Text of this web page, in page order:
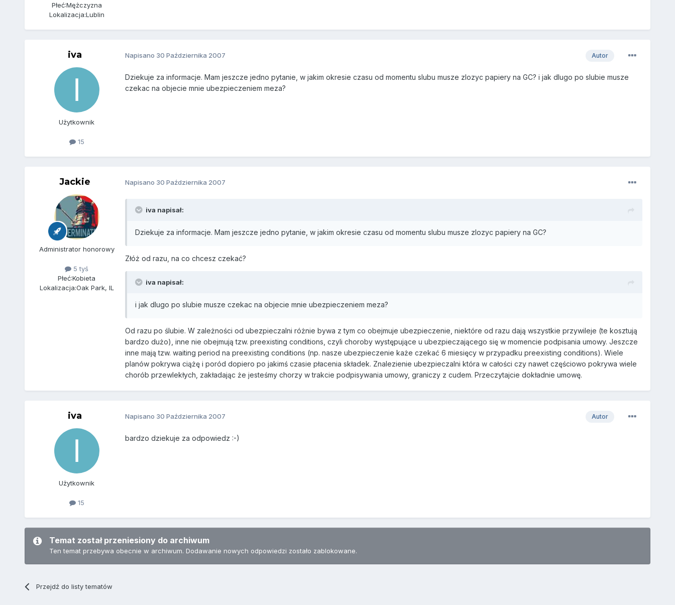
Płeć:Mężczyzna
Lokalizacja:Lublin
iva
Użytkownik
15
Autor
Napisano 30 Października 2007
Dziekuje za informacje. Mam jeszcze jedno pytanie, w jakim okresie czasu od momentu slubu musze zlozyc papiery na GC? i jak dlugo po slubie musze
czekac na objecie mnie ubezpieczeniem meza?
Jackie
Administrator honorowy
5 tyś
Płeć:Kobieta
Lokalizacja:Oak Park, IL
Napisano 30 Października 2007
iva napisał:
Dziekuje za informacje. Mam jeszcze jedno pytanie, w jakim okresie czasu od momentu slubu musze zlozyc papiery na GC?
Złóż od razu, na co chcesz czekać?
iva napisał:
i jak dlugo po slubie musze czekac na objecie mnie ubezpieczeniem meza?
Od razu po ślubie. W zależności od ubezpieczalni różnie bywa z tym co obejmuje ubezpieczenie, niektóre od razu dają wszystkie przywileje (te kosztują
bardzo dużo), inne nie obejmują tzw. preexisting conditions, czyli choroby występujące u ubezpieczającego się w momencie podpisania umowy. Jeszcze
inne mają tzw. waiting period na preexisting conditions (np. nasze ubezpieczenie każe czekać 6 miesięcy w przypadku preexisting conditions). Wiele
planów pokrywa ciążę i poród dopiero po jakimś czasie płacenia składek. Znalezienie ubezpieczalni która w całości czy nawet częściowo pokrywa wiele
chorób przewlekłych, zakładając że jesteśmy chorzy w trakcie podpisywania umowy, graniczy z cudem. Przeczytajcie dokładnie umowę.
iva
Użytkownik
15
Autor
Napisano 30 Października 2007
bardzo dziekuje za odpowiedz :-)
Temat został przeniesiony do archiwum
Ten temat przebywa obecnie w archiwum. Dodawanie nowych odpowiedzi zostało zablokowane.
Przejdź do listy tematów